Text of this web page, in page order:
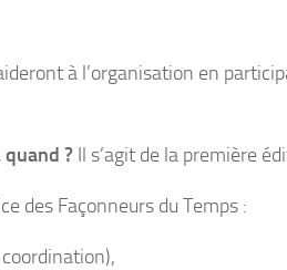
à l’organisation en
? Il s’agit de la première
des Façonneurs du Temps :